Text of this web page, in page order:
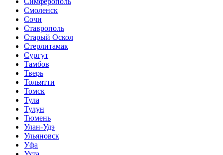
Смоленск
Сочи
Ставрополь
Старый Оскол
Стерлитамак
Сургут
Тамбов
Тверь
Тольятти
Томск
Тула
Тулун
Тюмень
Улан-Удэ
Ульяновск
Уфа